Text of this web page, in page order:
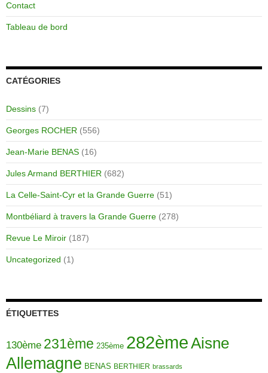
Contact
Tableau de bord
CATÉGORIES
Dessins (7)
Georges ROCHER (556)
Jean-Marie BENAS (16)
Jules Armand BERTHIER (682)
La Celle-Saint-Cyr et la Grande Guerre (51)
Montbéliard à travers la Grande Guerre (278)
Revue Le Miroir (187)
Uncategorized (1)
ÉTIQUETTES
130ème 231ème 235ème 282èmeAisne
Allemagne BENAS BERTHIER brassards